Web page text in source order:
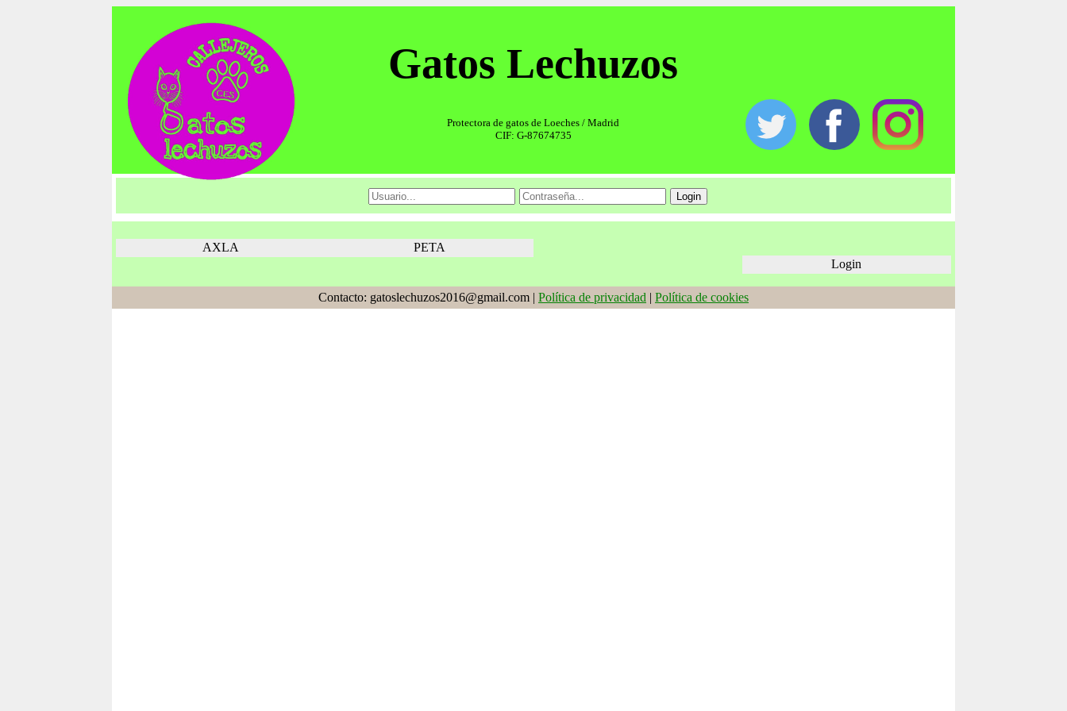
Gatos Lechuzos
Protectora de gatos de Loeches / Madrid
CIF: G-87674735
AXLA
PETA
Login
Contacto: gatoslechuzos2016@gmail.com | Política de privacidad | Política de cookies